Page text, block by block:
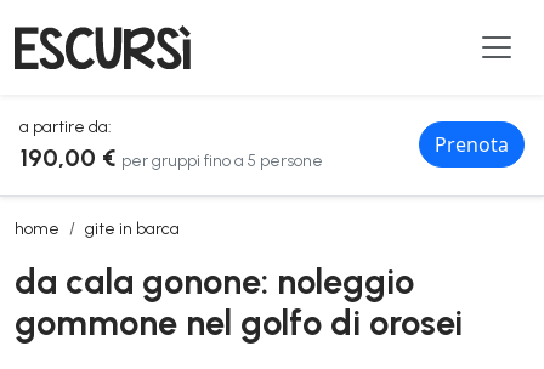
a partire da:
190,00 € per gruppi fino a 5 persone
Prenota
home gite in barca
da cala gonone: noleggio gommone nel golfo di orosei
da cala gonone: noleggio
gommone nel golfo di orosei